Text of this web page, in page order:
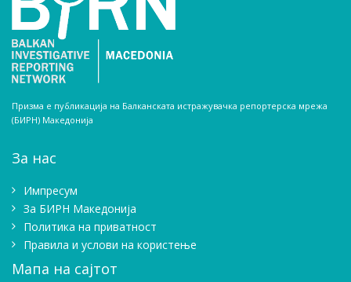
Призма е публикација на Балканската истражувачка репортерска мрежа
(БИРН) Македонија
За нас
Импресум
Зa БИРН Македонија
Политика на приватност
Правила и услови на користење
Мапа на сајтот